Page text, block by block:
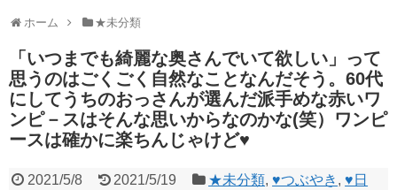
ホーム ★未分類
「いつまでも綺麗な奥さんでいて欲しい」って
思うのはごくごく自然なことなんだそう。60代
にしてうちのおっさんが選んだ派手めな赤いワ
ンピ－スはそんな思いからなのかな(笑）ワンピ
ースは確かに楽ちんじゃけど♥
2021/5/8 2021/5/19 ★未分類,♥つぶやき ,♥日